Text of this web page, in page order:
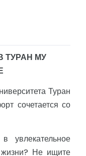
ТУРАН МУ
Туран
сочетается со
увлекательное
жизни? Не ищите